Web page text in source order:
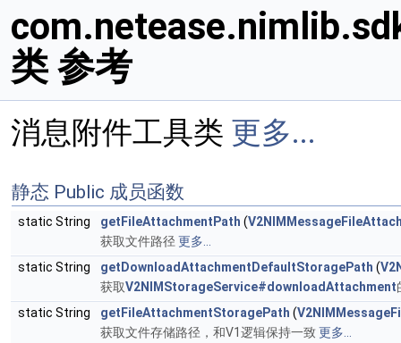
类 参考
消息附件工具类 更多...
静态 Public 成员函数
static String getFileAttachmentPath (
获取文件路径 更多...
static String
getDownloadAttachmentDefaultStoragePath (
获取V2NIMStorageService#downloadAttachment
static String
getFileAttachmentStoragePath (
获取文件存储路径，和V1逻辑保持一致更多...